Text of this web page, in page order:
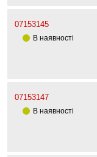
07153145
В наявності
07153147
В наявності